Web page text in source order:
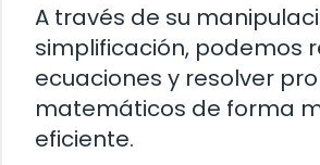
A través de su
simplificación, podemos
ecuaciones y resolver
matemáticos de forma
eficiente.